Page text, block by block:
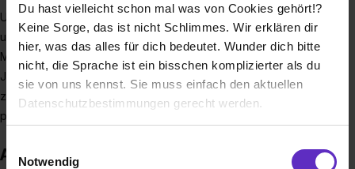
Du hast vielleicht schon mal was von Cookies gehört!?
Keine Sorge, das ist nicht Schlimmes. Wir erklären dir
hier, was das alles für dich bedeutet. Wunder dich bitte
nicht, die Sprache ist ein bisschen komplizierter als du
sie von uns kennst. Sie muss einfach den aktuellen
Datenschutzbestimmungen gerecht werden.
Einwilligungsauswahl
Notwendig
Unsere beste Werbung ist die professionelle Betreuung
unserer Mandanten durch unsere hochqualifizierten
Mitarbeiter. Nicht zuletzt dadurch können wir seit über 40
Jahren auf ein kontinuierliches Kanzleiwachstum
zurückblicken. Von den daraus entstehenden Chancen
profitiert bei uns das gesamte Team!
Auszeichnungen